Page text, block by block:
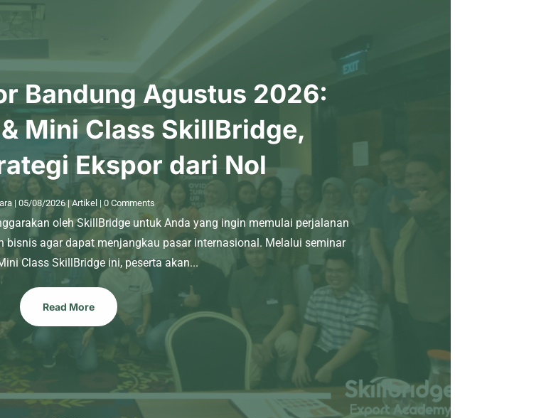
Bandung Agustus 2026:
Mini Class SkillBridge,
Ekspor dari Nol
| 05/08/2026|Artikel | 0 Comments
oleh SkillBridge untuk Anda yang ingin memulai perjalanan
bisnis agar dapat menjangkau pasar internasional. Melalui seminar
Class SkillBridge ini, peserta akan...
Read More